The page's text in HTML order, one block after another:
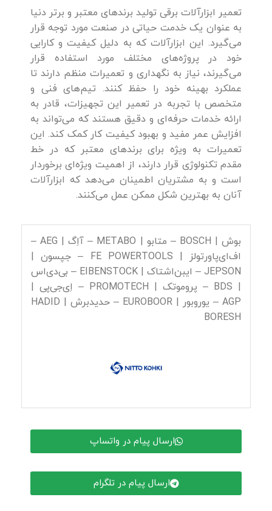
تعمیر ابزارآلات برقی تولید برندهای معتبر و برتر دنیا
به عنوان یک خدمت حیاتی در صنعت مورد توجه قرار
می‌گیرد. این ابزارآلات که به دلیل کیفیت و کارایی
خود در پروژه‌های مختلف مورد استفاده قرار
می‌گیرند، نیاز به نگهداری و تعمیرات منظم دارند تا
عملکرد بهینه خود را حفظ کنند. تیم‌های فنی و
متخصص با تجربه در تعمیر این تجهیزات، قادر به
ارائه خدمات حرفه‌ای و دقیق هستند که می‌تواند به
افزایش عمر مفید و بهبود کیفیت کار کمک کند. این
تعمیرات به ویژه برای برندهای معتبر که در خط
مقدم تکنولوژی قرار دارند، از اهمیت ویژه‌ای برخوردار
است و به مشتریان اطمینان می‌دهد که ابزارآلات
آنان به بهترین شکل ممکن عمل می‌کنند.
بوش | BOSCH – متابو | METABO – آاِگ | AEG –
اف‌ای‌پاورتولز | FE POWERTOOLS – جپسون |
JEPSON – ایبن‌اشتاک | EIBENSTOCK – بی‌دی‌اس
| BDS – پروموتک | PROMOTECH – اِی‌جی‌پی |
AGP – یوروبور | EUROBOOR – حدیدبرش | HADID
BORESH
ارسال پیام در واتساپ
ارسال پیام در تلگرام